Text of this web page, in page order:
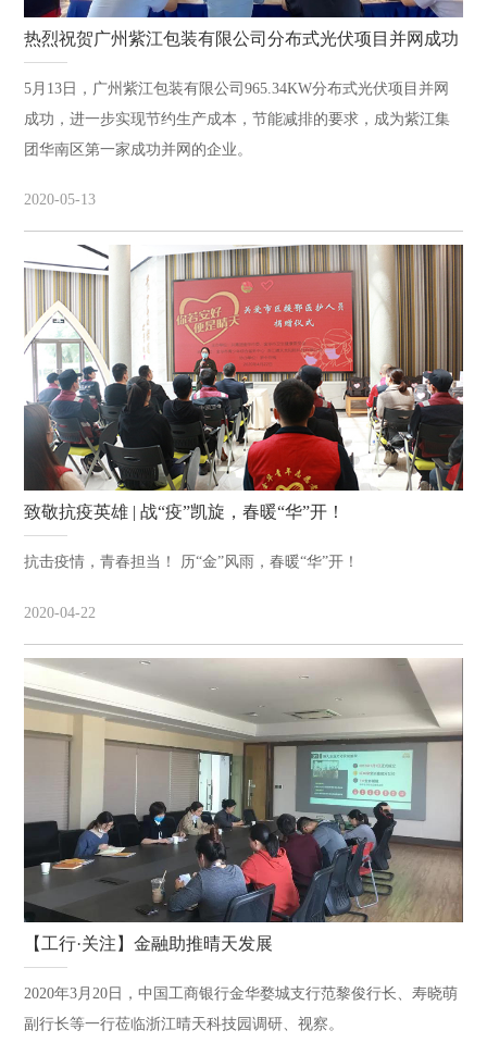
热烈祝贺广州紫江包装有限公司分布式光伏项目并网成功
5月13日，广州紫江包装有限公司965.34KW分布式光伏项目并网
成功，进一步实现节约生产成本，节能减排的要求，成为紫江集
团华南区第一家成功并网的企业。
2020-05-13
致敬抗疫英雄 | 战“疫”凯旋，春暖“华”开！
抗击疫情，青春担当！ 历“金”风雨，春暖“华”开！
2020-04-22
【工行·关注】金融助推晴天发展
2020年3月20日，中国工商银行金华婺城支行范黎俊行长、寿晓萌
副行长等一行莅临浙江晴天科技园调研、视察。